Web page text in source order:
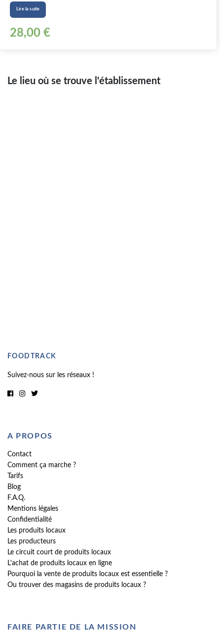
Lire la suite
28,00 €
Le lieu où se trouve l'établissement
FOODTRACK
Suivez-nous sur les réseaux !
A PROPOS
Contact
Comment ça marche ?
Tarifs
Blog
F.A.Q.
Mentions légales
Confidentialité
Les produits locaux
Les producteurs
Le circuit court de produits locaux
L'achat de produits locaux en ligne
Pourquoi la vente de produits locaux est essentielle ?
Ou trouver des magasins de produits locaux ?
FAIRE PARTIE DE LA MISSION